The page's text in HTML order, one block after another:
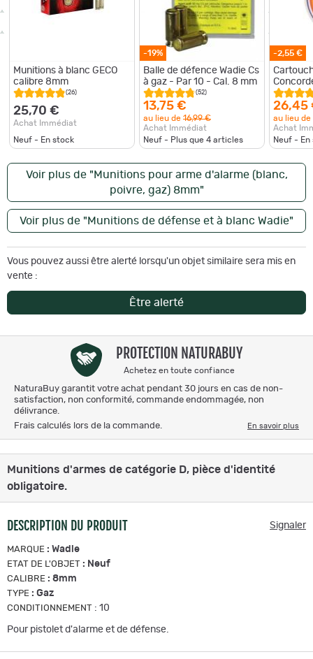
Munitions à blanc GECO
calibre 8mm
(26)
25,70 €
Achat Immédiat
Neuf - En stock
-19%
Balle de défence Wadie Cs
à gaz - Par 10 - Cal. 8 mm
(52)
13,75 €
au lieu de 16,99 €
Achat Immédiat
Neuf - Plus que 4 articles
-2,55 €
8 mm
26,45
au lieu de
Achat
Neuf - En
Voir plus de "Munitions pour arme d'alarme (blanc,
poivre, gaz) 8mm"
Voir plus de "Munitions de défense et à blanc Wadie"
Vous pouvez aussi être alerté lorsqu'un objet similaire sera mis en
vente :
Être alerté
PROTECTION NATURABUY
Achetez en toute confiance
NaturaBuy garantit votre achat pendant 30 jours en cas de non-
satisfaction, non conformité, commande endommagée, non
délivrance.
Frais calculés lors de la commande.
En savoir plus
Munitions d'armes de catégorie D, pièce d'identité
obligatoire.
DESCRIPTION DU PRODUIT Signaler
MARQUE : Wadie
ETAT DE L'OBJET : Neuf
CALIBRE : 8mm
TYPE : Gaz
CONDITIONNEMENT : 10
Pour pistolet d'alarme et de défense.